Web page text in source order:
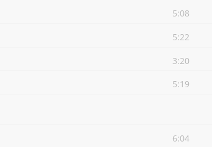
5:08
5:22
3:20
5:19
6:04